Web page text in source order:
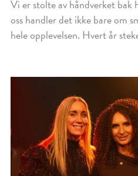
Vi er stolte av håndverket bak
oss handler det ikke bare om
hele opplevelsen. Hvert år